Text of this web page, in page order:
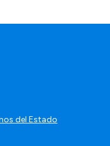
del Estado